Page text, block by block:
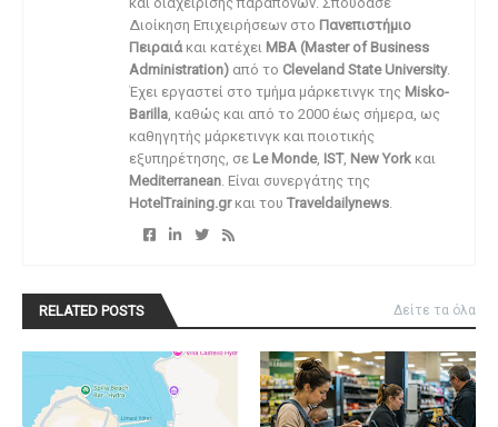
Διοίκηση Επιχειρήσεων στο Πανεπιστήμιο
Πειραιά και κατέχει MBA (Master of Business
Administration) από το Cleveland State University.
Έχει εργαστεί στο τμήμα μάρκετινγκ της Misko-
Barilla , καθώς και από το 2000 έως σήμερα, ως
καθηγητής μάρκετινγκ και ποιοτικής
εξυπηρέτησης, σε Le Monde, IST, New York και
Mediterranean . Είναι συνεργάτης της
HotelTraining.grκαι του Traveldailynews
RELATED POSTS Δείτε τα όλα